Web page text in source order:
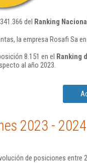
del Ranking
la empresa Rosafi Sa
8.151 en el Ranking
al año 2023.
2023 - 2024
de posiciones entre